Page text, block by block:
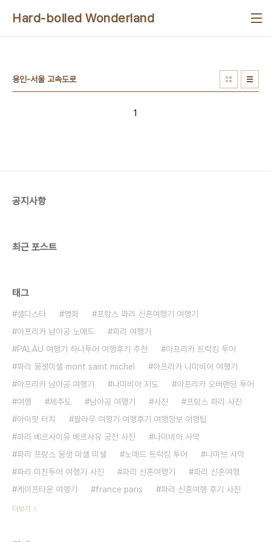
Hard-boiled Wonderland
용인-서울 고속도로
1
공지사항
최근 포스트
태그
셀디스타 영화
프랑스 파리 신혼여행기 여행기
아프리카 남아공 노매드
파리 여행기
PALAU 여행기 하나투어 여행후기 추천
아프리카 트럭킹 투어
파리 몽생미셸 mont saint michel
아프리카 나미비아 여행기
아프리카 남아공 여행기
나미비아 지도
아프리카 오버랜딩 투어
여행
제주도 남아공 여행기 사진
프랑스 파리 사진
아이팟 터치
팔라우 여행기 여행후기 여행정보 여행팁
파리 베르사이유 베르사유 궁전 사진
나미비아 사막
파리 프랑스 몽생 미셸 미쉘
노매드 트럭킹 투어
나미브 사막
파리 미친투어 여행기 사진
파리 신혼여행기
파리 신혼여행
케이프타운 여행기
france paris 파리 신혼여행 후기 사진
더보기